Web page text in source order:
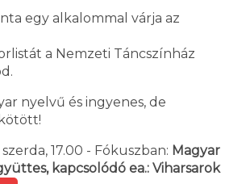
egy alkalommal várja az
a Nemzeti Táncszínház
nyelvű és ingyenes, de
17.00 - Fókuszban: Magyar
kapcsolódó ea.: Viharsarok